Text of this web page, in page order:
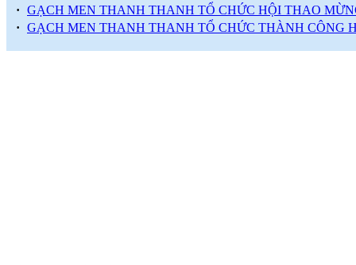
· GẠCH MEN THANH THANH TỔ CHỨC HỘI THAO
· GẠCH MEN THANH THANH TỔ CHỨC THÀNH CÔNG